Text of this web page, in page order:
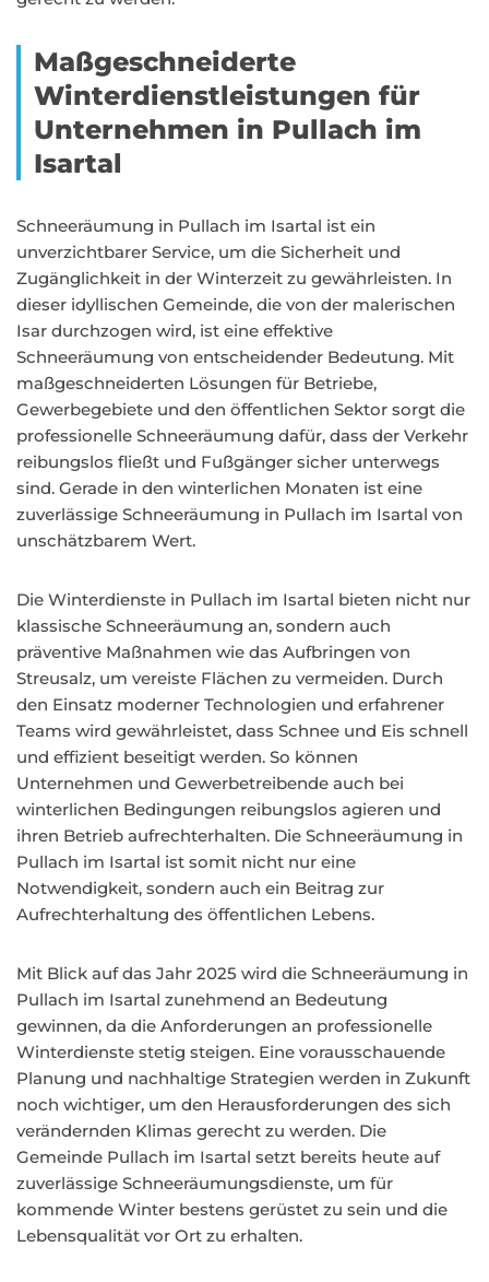
Maßgeschneiderte
Winterdienstleistungen für
Unternehmen in Pullach im
Isartal
Schneeräumung in Pullach im Isartal ist ein
unverzichtbarer Service, um die Sicherheit und
Zugänglichkeit in der Winterzeit zu gewährleisten. In
dieser idyllischen Gemeinde, die von der malerischen
Isar durchzogen wird, ist eine effektive
Schneeräumung von entscheidender Bedeutung. Mit
maßgeschneiderten Lösungen für Betriebe,
Gewerbegebiete und den öffentlichen Sektor sorgt die
professionelle Schneeräumung dafür, dass der Verkehr
reibungslos fließt und Fußgänger sicher unterwegs
sind. Gerade in den winterlichen Monaten ist eine
zuverlässige Schneeräumung in Pullach im Isartal von
unschätzbarem Wert.
Die Winterdienste in Pullach im Isartal bieten nicht nur
klassische Schneeräumung an, sondern auch
präventive Maßnahmen wie das Aufbringen von
Streusalz, um vereiste Flächen zu vermeiden. Durch
den Einsatz moderner Technologien und erfahrener
Teams wird gewährleistet, dass Schnee und Eis schnell
und effizient beseitigt werden. So können
Unternehmen und Gewerbetreibende auch bei
winterlichen Bedingungen reibungslos agieren und
ihren Betrieb aufrechterhalten. Die Schneeräumung in
Pullach im Isartal ist somit nicht nur eine
Notwendigkeit, sondern auch ein Beitrag zur
Aufrechterhaltung des öffentlichen Lebens.
Mit Blick auf das Jahr 2025 wird die Schneeräumung in
Pullach im Isartal zunehmend an Bedeutung
gewinnen, da die Anforderungen an professionelle
Winterdienste stetig steigen. Eine vorausschauende
Planung und nachhaltige Strategien werden in Zukunft
noch wichtiger, um den Herausforderungen des sich
verändernden Klimas gerecht zu werden. Die
Gemeinde Pullach im Isartal setzt bereits heute auf
zuverlässige Schneeräumungsdienste, um für
kommende Winter bestens gerüstet zu sein und die
Lebensqualität vor Ort zu erhalten.